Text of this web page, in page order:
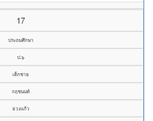
17
ประถมศึกษา
ป.๖
เด็กชาย
กฤชนนท์
ยวงแก้ว